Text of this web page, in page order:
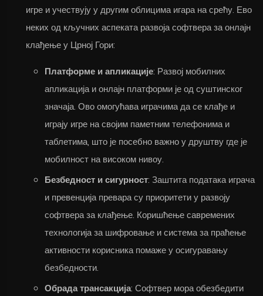
игре и учествују у другим облицима игара на срећу. Ево
неких од кључних аспеката развоја софтвера за онлајн
клађење у Црној Гори:
Платформе и апликације: Развој мобилних
апликација и онлајн платформи је од суштинског
значаја. Ово омогућава играчима да се клађе и
играју игре на својим паметним телефонима и
таблетима, што је посебно важно у друштву где је
мобилност на високом нивоу.
Безбедност и сигурност: Заштита података играча
и превенција превара су приоритети у развоју
софтвера за клађење. Коришћење савремених
технологија за шифровање и система за праћење
активности корисника помаже у осигуравању
безбедности.
Обрада трансакција: Софтвер мора обезбедити